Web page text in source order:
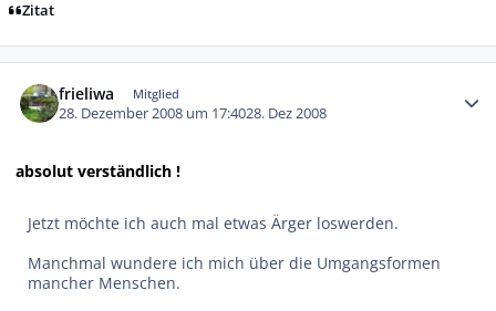
Zitat
frieliwa Mitglied
28. Dezember 2008 um 17:4028. Dez 2008
absolut verständlich !
Jetzt möchte ich auch mal etwas Ärger loswerden.
Manchmal wundere ich mich über die Umgangsformen
mancher Menschen.